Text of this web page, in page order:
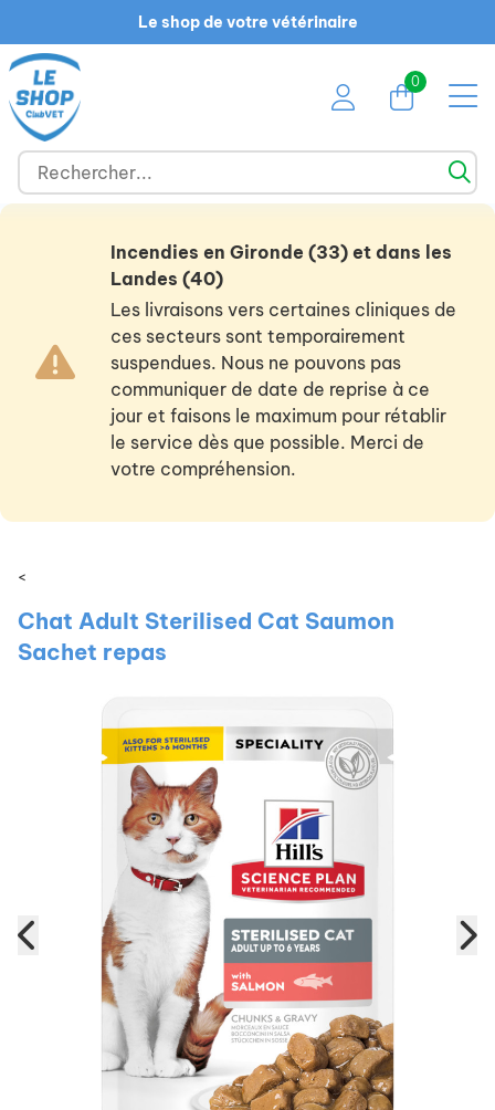
Le shop de votre vétérinaire
0
Incendies en Gironde (33) et dans les
Landes (40)
Les livraisons vers certaines cliniques de
ces secteurs sont temporairement
suspendues. Nous ne pouvons pas
communiquer de date de reprise à ce
jour et faisons le maximum pour rétablir
le service dès que possible. Merci de
votre compréhension.
<
Chat Adult Sterilised Cat Saumon
Sachet repas